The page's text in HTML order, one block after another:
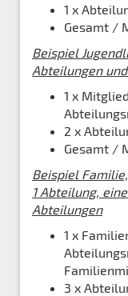
1 x
Gesamt /
Beispiel
Abteilungen
1 x
2 x
Gesamt /
Beispiel
1 Abteilung,
Abteilungen
1 x
3 x